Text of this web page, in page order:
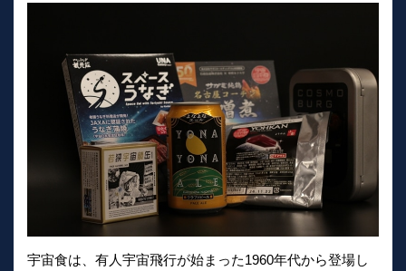
宇宙食は、有人宇宙飛行が始まった1960年代から登場し